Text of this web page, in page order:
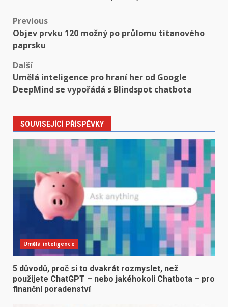
Post
navigation
Previous
Objev prvku 120 možný po průlomu titanového
paprsku
Další
Umělá inteligence pro hraní her od Google
DeepMind se vypořádá s Blindspot chatbota
SOUVISEJÍCÍ PŘÍSPĚVKY
Umělá inteligence
5 důvodů, proč si to dvakrát rozmyslet, než
použijete ChatGPT – nebo jakéhokoli Chatbota – pro
finanční poradenství